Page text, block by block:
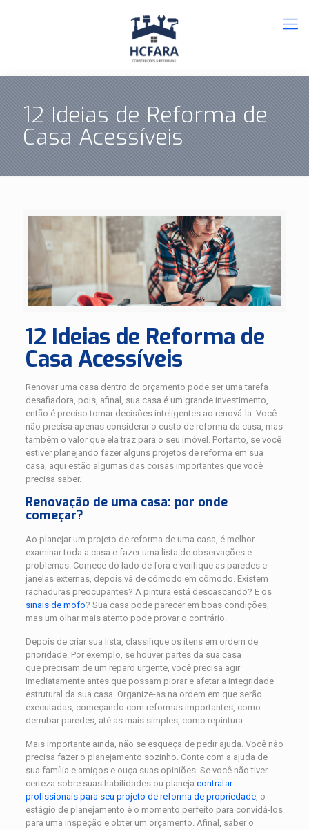
12 Ideias de Reforma de
Casa Acessíveis
12 Ideias de Reforma de
Casa Acessíveis
Renovar uma casa dentro do orçamento pode ser uma tarefa
desafiadora, pois, afinal, sua casa é um grande investimento,
então é preciso tomar decisões inteligentes ao renová-la. Você
não precisa apenas considerar o custo de reforma da casa, mas
também o valor que ela traz para o seu imóvel. Portanto, se você
estiver planejando fazer alguns projetos de reforma em sua
casa, aqui estão algumas das coisas importantes que você
precisa saber.
Renovação de uma casa: por onde
começar?
Ao planejar um projeto de reforma de uma casa, é melhor
examinar toda a casa e fazer uma lista de observações e
problemas. Comece do lado de fora e verifique as paredes e
janelas externas, depois vá de cômodo em cômodo. Existem
rachaduras preocupantes? A pintura está descascando? E os
sinais de mofo? Sua casa pode parecer em boas condições,
mas um olhar mais atento pode provar o contrário.
Depois de criar sua lista, classifique os itens em ordem de
prioridade. Por exemplo, se houver partes da sua casa
que precisam de um reparo urgente, você precisa agir
imediatamente antes que possam piorar e afetar a integridade
estrutural da sua casa. Organize-as na ordem em que serão
executadas, começando com reformas importantes, como
derrubar paredes, até as mais simples, como repintura.
Mais importante ainda, não se esqueça de pedir ajuda. Você não
precisa fazer o planejamento sozinho. Conte com a ajuda de
sua família e amigos e ouça suas opiniões. Se você não tiver
certeza sobre suas habilidades ou planeja contratar
profissionais para seu projeto de reforma de propriedade, o
estágio de planejamento é o momento perfeito para convidá-los
para uma inspeção e obter um orçamento. Afinal, saber o